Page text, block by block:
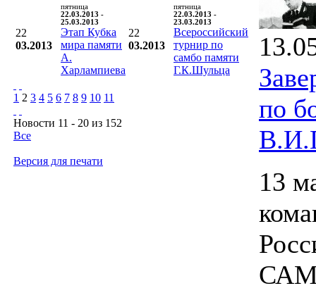
22
03.2013
пятница
22.03.2013 -
25.03.2013
Этап Кубка
мира памяти
А.
Харлампиева
22
03.2013
пятница
22.03.2013 -
23.03.2013
Всероссийский
турнир по
самбо памяти
Г.К.Шульца
1 2 3 4 5 6 7 8 9 10 11
Новости 11 - 20 из 152
Все
Версия для печати
по
13